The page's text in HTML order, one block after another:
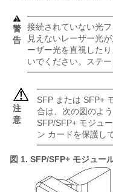
警
告
接続されていない光
見えないレーザー光
ーザー光を直視した
いでください。ステ
注
意
SFP または SFP+
合は、次の図のよ
SFP/SFP+ モジュ
ン カードを保護し
図 1. SFP/SFP+ モジュー